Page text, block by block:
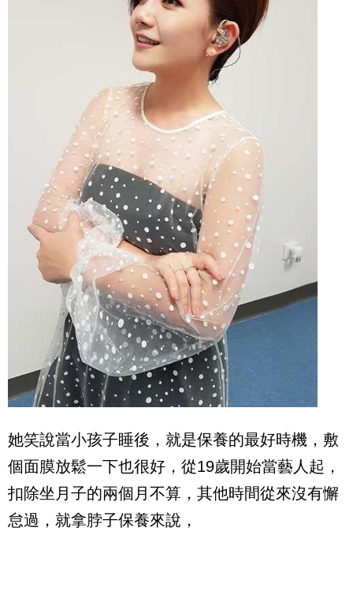
她笑說當小孩子睡後，就是保養的最好時機，敷
個面膜放鬆一下也很好，從19歲開始當藝人起，
扣除坐月子的兩個月不算，其他時間從來沒有懈
怠過，就拿脖子保養來說，